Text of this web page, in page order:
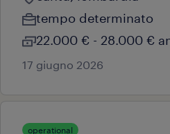
tempo determinato
22.000 € - 28.000 €
17 giugno 2026
operational